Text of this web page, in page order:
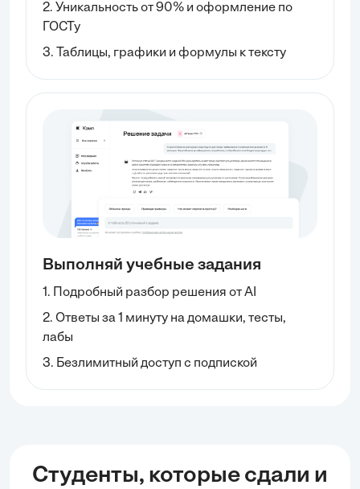
2. Уникальность от 90% и оформление по
ГОСТу
3. Таблицы, графики и формулы к тексту
Выполняй учебные задания
1. Подробный разбор решения от AI
2. Ответы за 1 минуту на домашки, тесты,
лабы
3. Безлимитный доступ с подпиской
Студенты, которые сдали и